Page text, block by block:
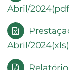
Abril/
Abril/2024(xls)